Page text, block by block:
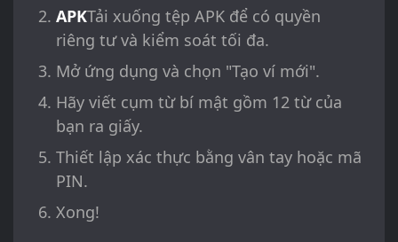
APKTải xuống tệp APK để có quyền
riêng tư và kiểm soát tối đa.
Mở ứng dụng và chọn "Tạo ví mới".
Hãy viết cụm từ bí mật gồm 12 từ của
bạn ra giấy.
Thiết lập xác thực bằng vân tay hoặc mã
PIN.
Xong!